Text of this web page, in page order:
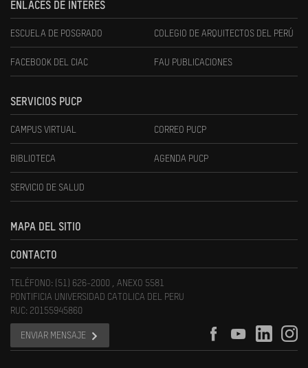
ENLACES DE INTERÉS
ESCUELA DE POSGRADO COLEGIO DE ARQUITECTOS DEL PERÚ
FACEBOOK DEL CIAC FAU PUBLICACIONES
SERVICIOS PUCP
CAMPUS VIRTUAL CORREO PUCP
BIBLIOTECA AGENDA PUCP
SERVICIO DE SALUD
MAPA DEL SITIO
CONTACTO
TELÉFONO: (51) 626-2000 , ANEXO 5581
PONTIFICIA UNIVERSIDAD CATOLICA DEL PERU
RUC: 20155945860
ENVIAR MENSAJE